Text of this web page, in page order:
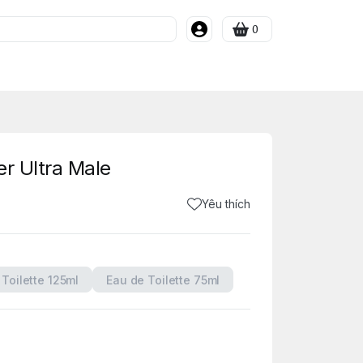
0
Ultra Male
Yêu thích
125ml Eau de Toilette 75ml